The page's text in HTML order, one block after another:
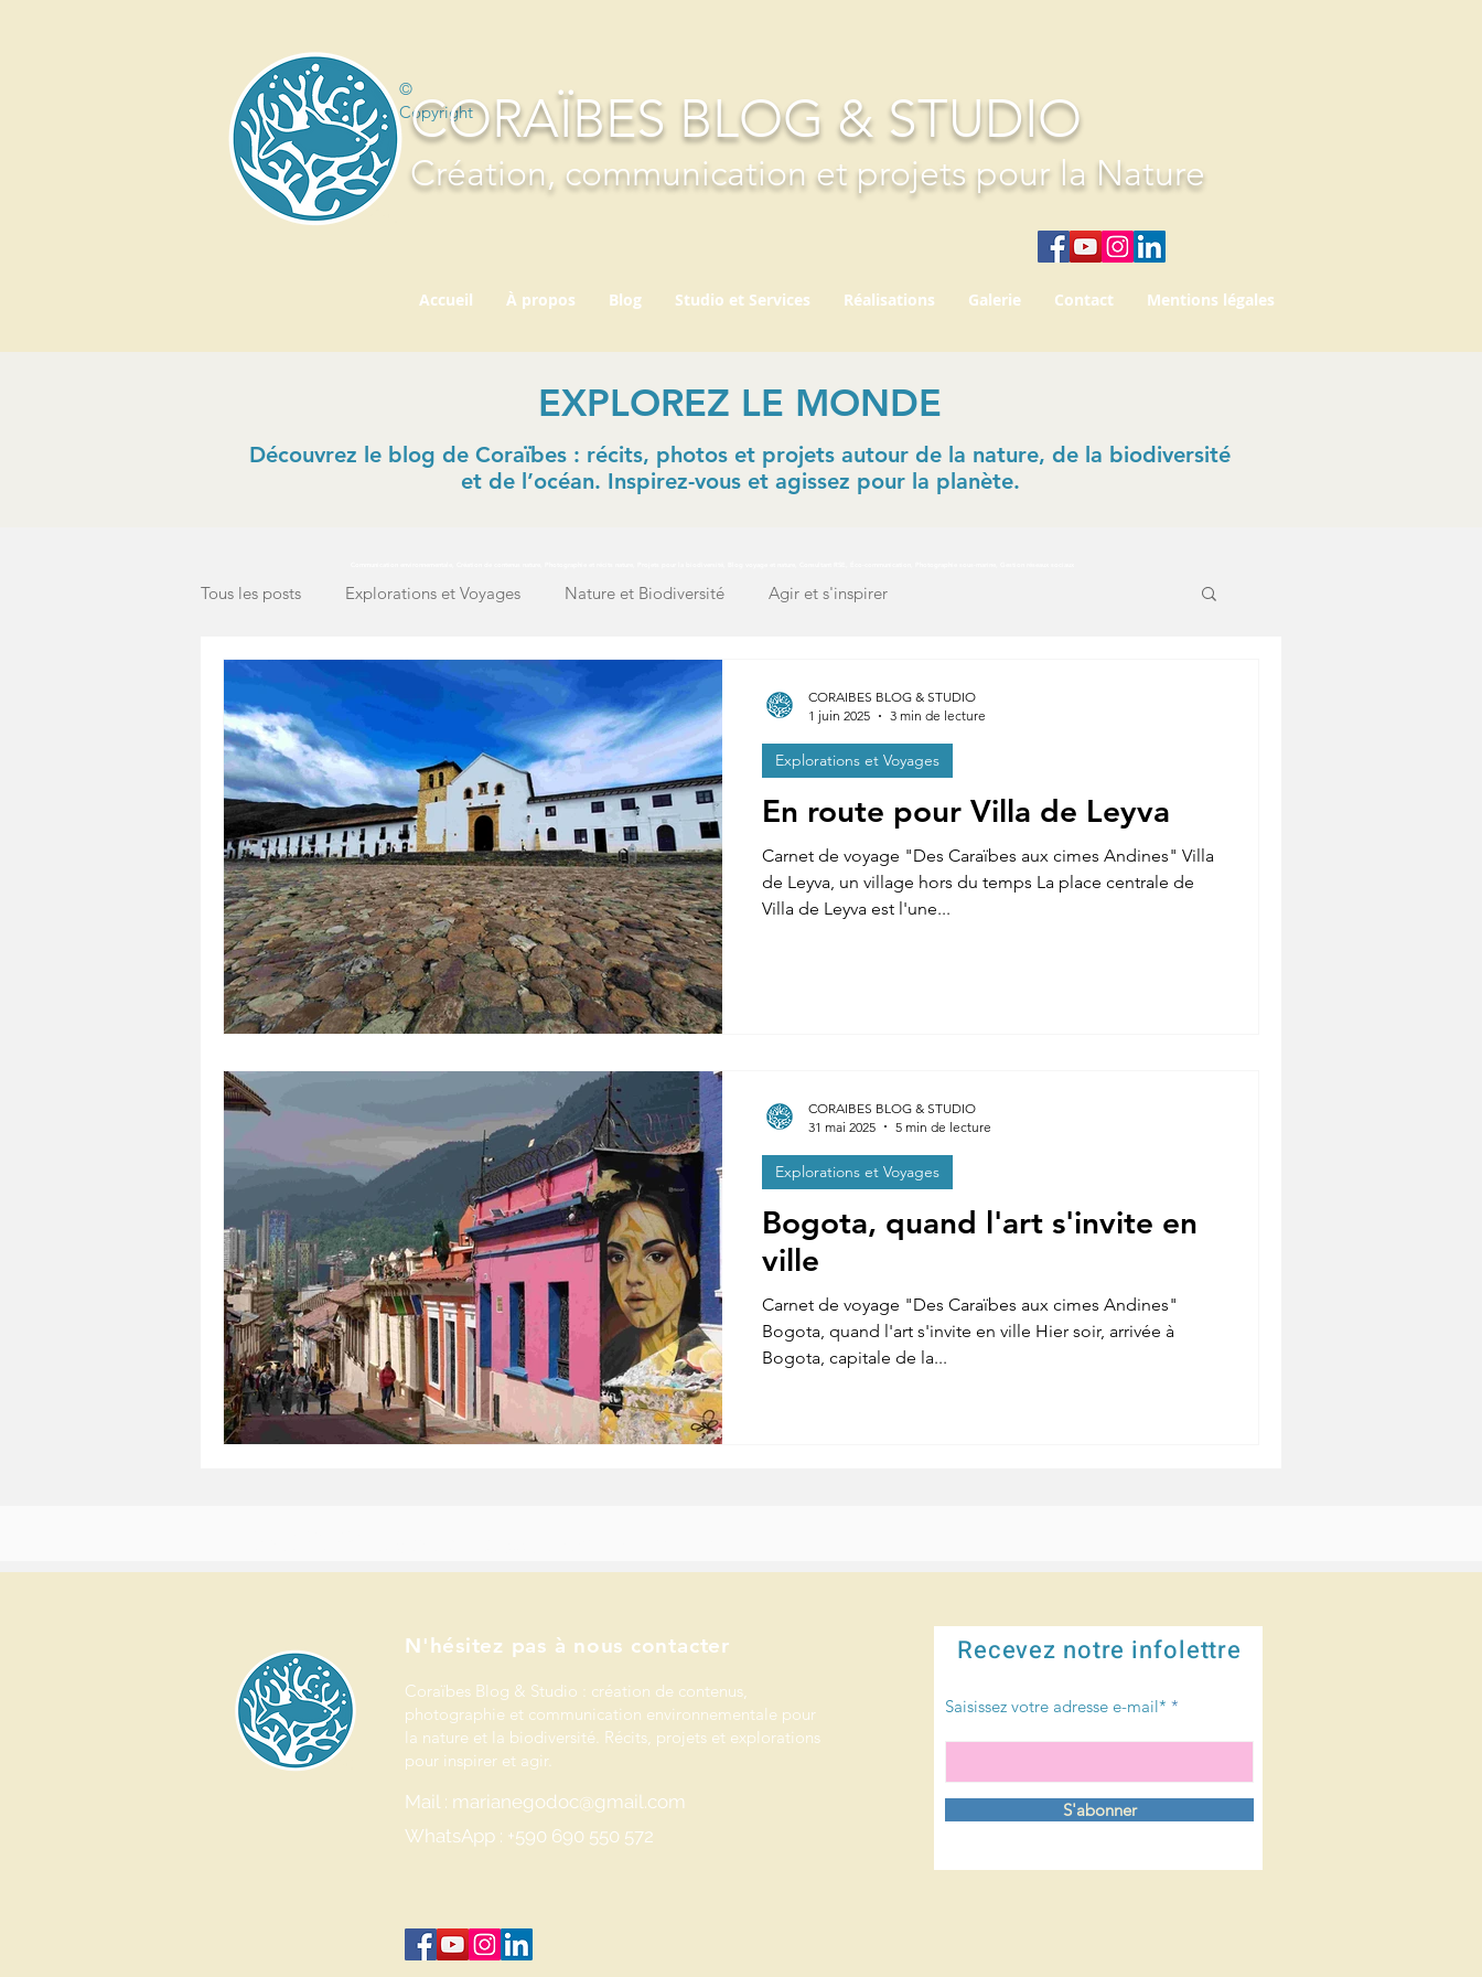
©
Copyright
CORAÏBES BLOG & STUDIO
Création, communication et projets pour la Nature
Accueil À propos Blog Studio et Services Réalisations Galerie Contact Mentions légales
EXPLOREZ LE MONDE
Découvrez le blog de Coraïbes : récits, photos et projets autour de la nature, de la biodiversité
et de l’océan. Inspirez-vous et agissez pour la planète.
Tous les posts Explorations et Voyages Nature et Biodiversité Agir et s'inspirer
En route pour Villa de Leyva
Carnet de voyage "Des Caraïbes aux cimes Andines" Villa
de Leyva, un village hors du temps La place centrale de
Villa de Leyva est l'une...
Explorations et Voyages
CORAIBES BLOG & STUDIO
1 juin 2025
3 min de lecture
Bogota, quand l'art s'invite en
ville
Carnet de voyage "Des Caraïbes aux cimes Andines"
Bogota, quand l'art s'invite en ville Hier soir, arrivée à
Bogota, capitale de la...
Explorations et Voyages
CORAIBES BLOG & STUDIO
31 mai 2025
5 min de lecture
N'hésitez pas à nous contacter
Coraïbes Blog & Studio : création de contenus,
photographie et communication environnementale pour
la nature et la biodiversité. Récits, projets et explorations
pour inspirer et agir.
Mail : marianegodoc@gmail.com
WhatsApp : +590 690 550 572
Recevez notre infolettre
Saisissez votre adresse e-mail*
S'abonner